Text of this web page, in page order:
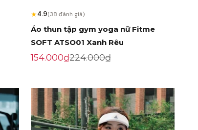
★4.9(38 đánh giá)
Áo thun tập gym yoga nữ Fitme
SOFT ATSO01 Xanh Rêu
Giá khuyến mãi
154.000₫Giá gốc
224.000₫